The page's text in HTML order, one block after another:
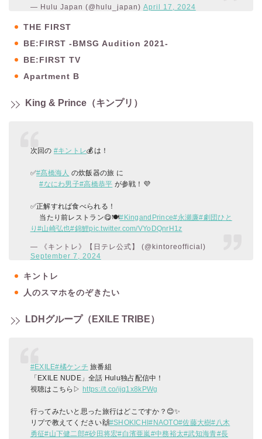
— Hulu Japan (@hulu_japan) April 17, 2024
THE FIRST
BE:FIRST -BMSG Audition 2021-
BE:FIRST TV
Apartment B
King & Prince（キンプリ）
次回の #キントレ💰は！
✅#髙橋海人 の炊飯器の旅 に
#なにわ男子#高橋恭平 が参戦！💜
✅正解すれば食べられる！
当たり前レストラン😋🍽️#KingandPrince#永瀬廉#劇団ひと
り #山崎弘也#錦鯉pic.twitter.com/VYoDQnrH1z
— 《キントレ》【日テレ公式】 (@kintoreofficial)
September 7, 2024
キントレ
人のスマホをのぞきたい
LDHグループ（EXILE TRIBE）
#EXILE#橘ケンチ 旅番組
「EXILE NUDE」全話 Hulu独占配信中！
視聴はこちら▷ https://t.co/ijq1x8kPWg
行ってみたいと思った旅行はどこですか？😊✨
リプで教えてください🙌#SHOKICHI#NAOTO#佐藤大樹#八木
勇征#山下健二郎#砂田将宏#白濱亜嵐#中務裕太#武知海青#長